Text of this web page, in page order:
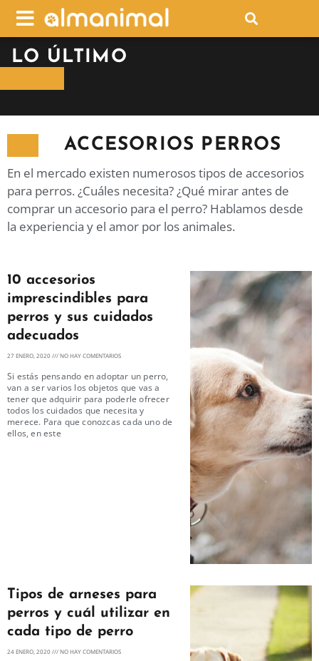
LO ÚLTIMO
ACCESORIOS PERROS
En el mercado existen numerosos tipos de accesorios
para perros. ¿Cuáles necesita? ¿Qué mirar antes de
comprar un accesorio para el perro? Hablamos desde
la experiencia y el amor por los animales.
10 accesorios
imprescindibles para
perros y sus cuidados
adecuados
27 ENERO, 2020 NO HAY COMENTARIOS
Si estás pensando en adoptar un perro,
van a ser varios los objetos que vas a
tener que adquirir para poderle ofrecer
todos los cuidados que necesita y
merece. Para que conozcas cada uno de
ellos, en este
Tipos de arneses para
perros y cuál utilizar en
cada tipo de perro
24 ENERO, 2020 NO HAY COMENTARIOS